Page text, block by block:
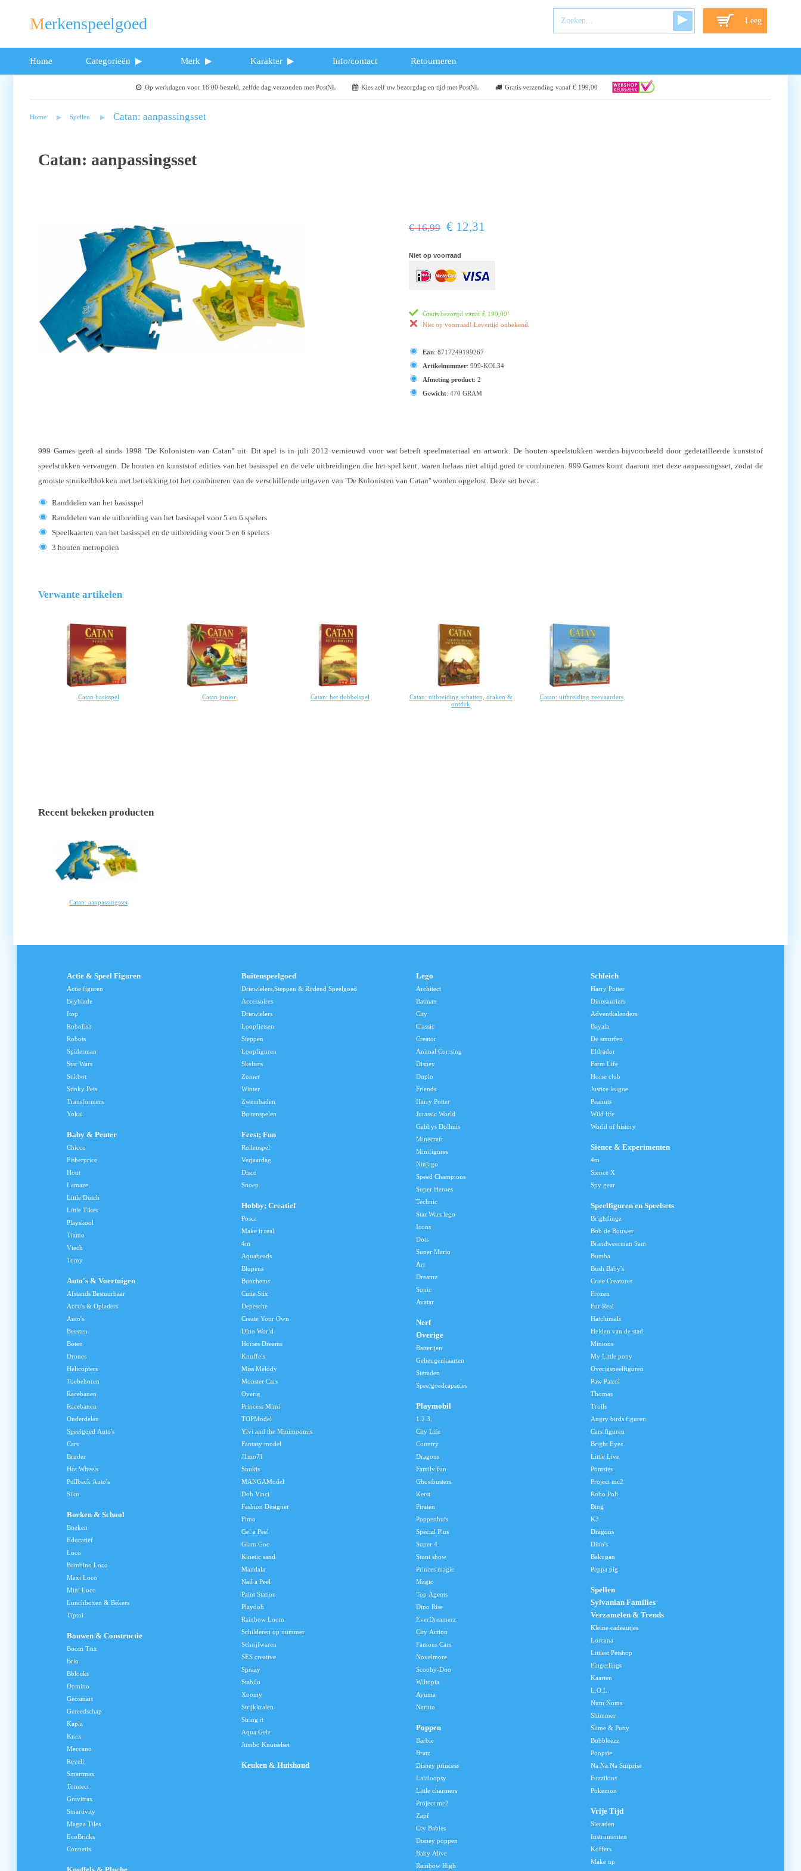
Merkenspeelgoed Leeg
Home Categorieën Merk Karakter Info/contact Retourneren
Op werkdagen voor 16:00 besteld, zelfde dag verzonden met PostNL Kies zelf uw bezorgdag en tijd met PostNL Gratis verzending vanaf € 199,00
Home Spellen Catan: aanpassingsset
Catan: aanpassingsset
€ 16,99 € 12,31
Niet op voorraad
Gratis bezorgd vanaf € 199,00!
Niet op voorraad! Levertijd onbekend.
Ean: 8717249199267
Artikelnummer: 999-KOL34
Afmeting product: 2
Gewicht: 470 GRAM
999 Games geeft al sinds 1998 ''De Kolonisten van Catan'' uit. Dit spel is in juli 2012 vernieuwd voor wat betreft speelmateriaal en artwork. De houten speelstukken werden bijvoorbeeld door gedetailleerde kunststof
speelstukken vervangen. De houten en kunststof edities van het basisspel en de vele uitbreidingen die het spel kent, waren helaas niet altijd goed te combineren. 999 Games komt daarom met deze aanpassingsset, zodat de
grootste struikelblokken met betrekking tot het combineren van de verschillende uitgaven van ''De Kolonisten van Catan'' worden opgelost. Deze set bevat:
Randdelen van het basisspel
Randdelen van de uitbreiding van het basisspel voor 5 en 6 spelers
Speelkaarten van het basisspel en de uitbreiding voor 5 en 6 spelers
3 houten metropolen
Verwante artikelen
Catan basisspel Catan junior Catan: het dobbelspel
Catan: uitbreiding schatten, draken &
ontdek
Catan: uitbreiding zeevaarders
Recent bekeken producten
Catan: aanpassingsset
Actie & Speel Figuren
Actie figuren
Beyblade
Itop
Robofish
Robots
Spiderman
Star Wars
Stikbot
Stinky Pets
Transformers
Yokai
Baby & Peuter
Chicco
Fisherprice
Hout
Lamaze
Little Dutch
Little Tikes
Playskool
Tiamo
Vtech
Tomy
Auto's & Voertuigen
Afstands Bestuurbaar
Accu's & Opladers
Auto's
Beesten
Boten
Drones
Helicopters
Toebehoren
Racebanen
Racebanen
Onderdelen
Speelgoed Auto's
Cars
Bruder
Hot Wheels
Pullback Auto's
Siku
Boeken & School
Boeken
Educatief
Loco
Bambino Loco
Maxi Loco
Mini Loco
Lunchboxen & Bekers
Tiptoi
Bouwen & Constructie
Boom Trix
Brio
Bblocks
Domino
Geosmart
Gereedschap
Kapla
Knex
Meccano
Revell
Smartmax
Tomtect
Gravitrax
Smartivity
Magna Tiles
EcoBricks
Connetix
Buitenspeelgoed
Driewielers,Steppen & Rijdend Speelgoed
Accessoires
Driewielers
Loopfietsen
Steppen
Loopfiguren
Skelters
Zomer
Winter
Zwembaden
Buitenspelen
Feest; Fun
Rollenspel
Verjaardag
Disco
Snoep
Hobby; Creatief
Posca
Make it real
4m
Aquabeads
Blopens
Bunchems
Cutie Stix
Depesche
Create Your Own
Dino World
Horses Dreams
Knuffels
Miss Melody
Monster Cars
Overig
Princess Mimi
TOPModel
Ylvi and the Minimoomis
Fantasy model
J1mo71
Snukis
MANGAModel
Doh Vinci
Fashion Designer
Fimo
Gel a Peel
Glam Goo
Kinetic sand
Mandala
Nail a Peel
Paint Station
Playdoh
Rainbow Loom
Schilderen op nummer
Schrijfwaren
SES creative
Sprazy
Stabilo
Xoomy
Strijkkralen
String it
Aqua Gelz
Jumbo Knutselset
Keuken & Huishoud
Lego
Architect
Batman
City
Classic
Creator
Animal Corrsing
Disney
Duplo
Friends
Harry Potter
Jurassic World
Gabbys Dolhuis
Minecraft
Minifigures
Ninjago
Speed Champions
Super Heroes
Technic
Star Wars lego
Icons
Dots
Super Mario
Art
Dreamz
Sonic
Avatar
Nerf
Overige
Batterijen
Geheugenkaarten
Sieraden
Speelgoedcapsules
Playmobil
1.2.3.
City Life
Country
Dragons
Family fun
Ghostbusters
Kerst
Piraten
Poppenhuis
Special Plus
Super 4
Stunt show
Princes magic
Magic
Top Agents
Dino Rise
EverDreamerz
City Action
Famous Cars
Novelmore
Scooby-Doo
Wiltopia
Ayuma
Naruto
Poppen
Barbie
Bratz
Disney princess
Lalaloopsy
Little charmers
Project mc2
Zapf
Cry Babies
Disney poppen
Baby Alive
Rainbow High
Schleich
Harry Potter
Dinosauriers
Adventkalenders
Bayala
De smurfen
Eldrador
Farm Life
Horse club
Justice league
Peanuts
Wild life
World of history
Sience & Experimenten
4m
Sience X
Spy gear
Speelfiguren en Speelsets
Brightlingz
Bob de Bouwer
Brandweerman Sam
Bumba
Bush Baby's
Crate Creatures
Frozen
Fur Real
Hatchimals
Helden van de stad
Minions
My Little pony
Overigspeelfiguren
Paw Patrol
Thomas
Trolls
Angry birds figuren
Cars figuren
Bright Eyes
Little Live
Pomsies
Project mc2
Robo Poli
Bing
K3
Dragons
Dino's
Bakugan
Peppa pig
Spellen
Sylvanian Families
Verzamelen & Trends
Kleine cadeautjes
Lorcana
Littlest Petshop
Fingerlings
Kaarten
L.O.L.
Num Noms
Shimmer
Slime & Putty
Bubbleezz
Poopsie
Na Na Na Surprise
Fuzzikins
Pokemon
Vrije Tijd
Sieraden
Instrumenten
Koffers
Make up